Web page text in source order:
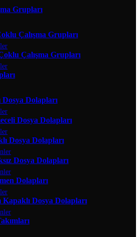
Grupları
Çalışma Grupları
Çalışma Grupları
Dosya Dolapları
Dosya Dolapları
Dosya Dolapları
Dosya Dolapları
Dolapları
Kapaklı Dosya Dolapları